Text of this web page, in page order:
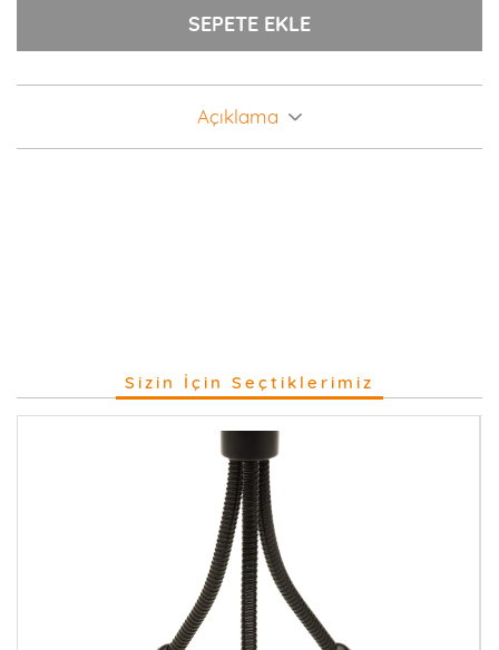
Açıklama
Sizin İçin Seçtiklerimiz